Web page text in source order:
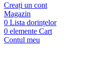
Creați un cont
Magazin
0 Lista dorințelor
0 elemente Cart
Contul meu